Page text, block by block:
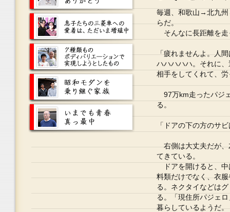
毎週、和歌山→北九
らだ。
そんなに長距離を走
「疲れませんよ。人
ハハハハハ。それに
相手をしてくれて、
97万km走ったパジ
る。
「ドアの下の方のサ
右側は大丈夫だが、
てきている。
ドアを開けると、中
料類だけでなく、衣
る。ネクタイなどは
る。「現住所パジェ
暮らしているようだ。